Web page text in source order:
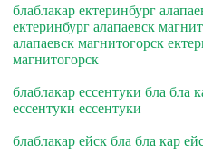
блаблакар ектеринбург
ектеринбург алапаевск
алапаевск магнитогорск
магнитогорск
блаблакар ессентуки бла бла
ессентуки ессентуки
блаблакар ейск бла бла кар